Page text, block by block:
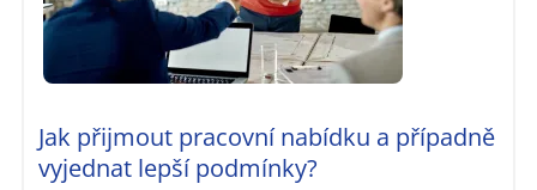
Jak přijmout pracovní nabídku a případně
vyjednat lepší podmínky?